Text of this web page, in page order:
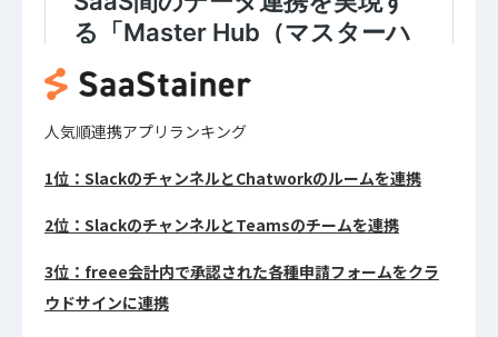
人気順連携アプリランキング
1位：SlackのチャンネルとChatworkのルームを連携
2位：SlackのチャンネルとTeamsのチームを連携
3位：freee会計内で承認された各種申請フォームをクラ
ウドサインに連携